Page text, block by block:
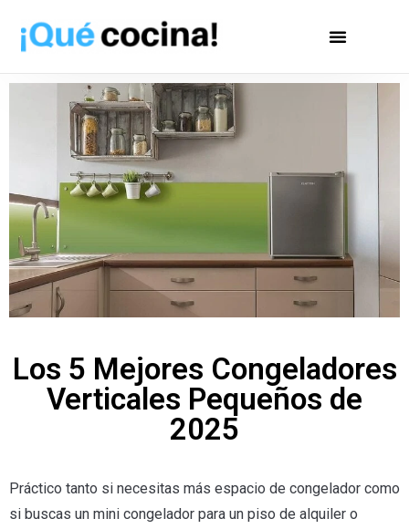
Los 5 Mejores Congeladores
Verticales Pequeños de
2025
Práctico tanto si necesitas más espacio de congelador como
si buscas un mini congelador para un piso de alquiler o